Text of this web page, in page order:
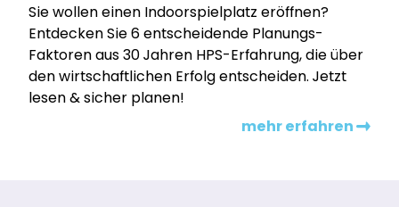
Sie wollen einen Indoorspielplatz eröffnen?
Entdecken Sie 6 entscheidende Planungs-
Faktoren aus 30 Jahren HPS-Erfahrung, die über
den wirtschaftlichen Erfolg entscheiden. Jetzt
lesen & sicher planen!
mehr erfahren